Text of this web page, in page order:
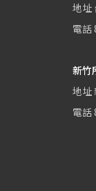
地址
電話
新竹
地址
電話